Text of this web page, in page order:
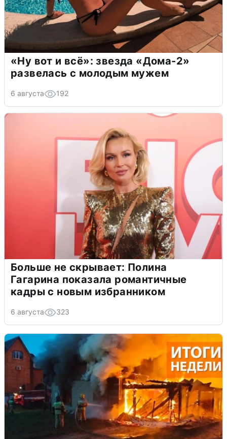
«Ну вот и всё»: звезда «Дома-2»
развелась с молодым мужем
6 августа 192
Больше не скрывает: Полина
Гагарина показала романтичные
кадры с новым избранником
6 августа 323